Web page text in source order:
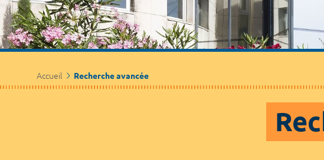
Accueil Recherche avancée